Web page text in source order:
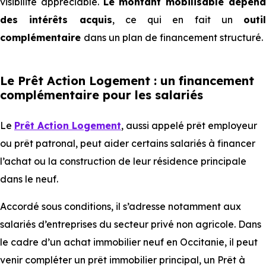
des intérêts acquis, ce qui en fait un outil
complémentaire dans un plan de financement structuré.
Le Prêt Action Logement : un financement
complémentaire pour les salariés
Le Prêt Action Logement, aussi appelé prêt employeur
ou prêt patronal, peut aider certains salariés à financer
l’achat ou la construction de leur résidence principale
dans le neuf.
Accordé sous conditions, il s’adresse notamment aux
salariés d’entreprises du secteur privé non agricole. Dans
le cadre d’un achat immobilier neuf en Occitanie, il peut
venir compléter un prêt immobilier principal, un Prêt à